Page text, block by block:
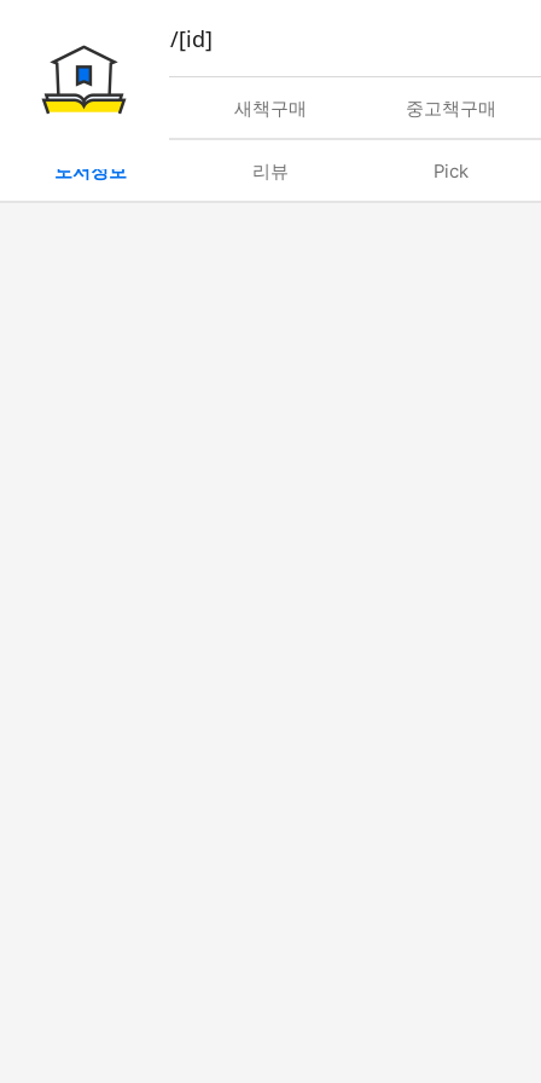
book/rent/[id]
대여 새책구매 중고책구매
도서정보 리뷰 Pick